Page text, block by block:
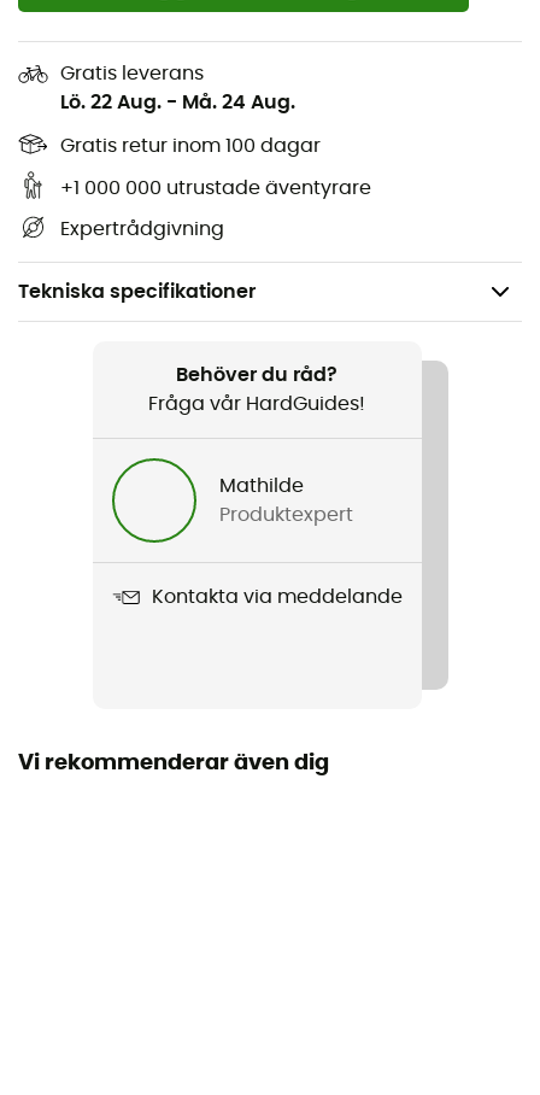
Gratis leverans
Lö. 22 Aug. - Må. 24 Aug.
Gratis retur inom 100 dagar
+1 000 000 utrustade äventyrare
Expertrådgivning
Tekniska specifikationer
Klättring / Bergsbestigning
Produktnamn
Behöver du råd?
Fråga vår HardGuides!
Mathilde
Produktexpert
Kontakta via meddelande
Vi rekommenderar även dig